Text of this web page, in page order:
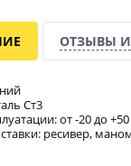
ОТЗЫВЫ
Ст3
от -20 до
ресивер,